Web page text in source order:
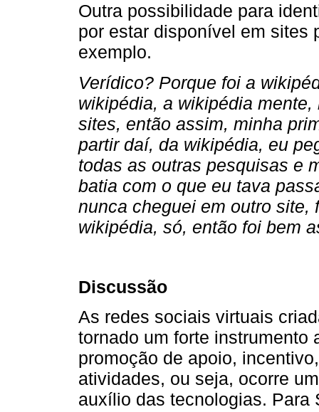
Outra possibilidade para
por estar disponível em sites
exemplo.
Verídico? Porque foi a
wikipédia, a wikipédia
sites, então assim, minha
partir daí, da wikipédia, eu
todas as outras pesquisas e
batia com o que eu tava
nunca cheguei em outro site,
wikipédia, só, então foi bem
Discussão
As redes sociais virtuais
tornado um forte instrumento
promoção de apoio,
atividades, ou seja, ocorre
auxílio das tecnologias. Para